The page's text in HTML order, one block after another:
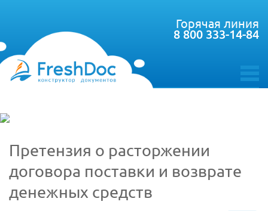
toggle
Горячая линия
8 800 333-14-84
Претензия о расторжении
договора поставки и возврате
денежных средств